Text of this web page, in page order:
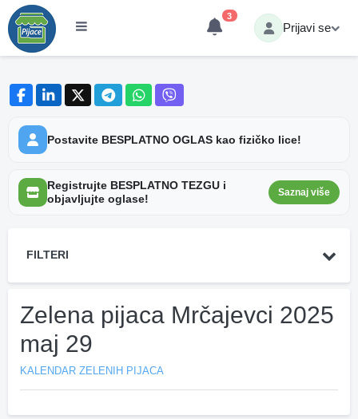
3
Prijavi se
Postavite BESPLATNO OGLAS kao fizičko lice!
Registrujte BESPLATNO TEZGU i
objavljujte oglase!
Saznaj više
FILTERI
Zelena pijaca Mrčajevci 2025
maj 29
KALENDAR ZELENIH PIJACA